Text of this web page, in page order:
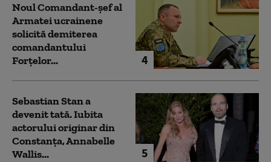
4
Noul Comandant-șef al
Armatei ucrainene
solicită demiterea
comandantului
Forțelor...
5
Sebastian Stan a
devenit tată. Iubita
actorului originar din
Constanța, Annabelle
Wallis...